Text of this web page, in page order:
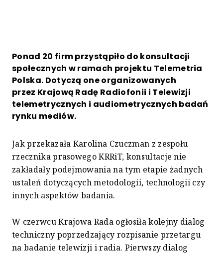
Ponad 20 firm przystąpiło do konsultacji
społecznych w ramach projektu Telemetria
Polska. Dotyczą one organizowanych
przez Krajową Radę Radiofonii i Telewizji
telemetrycznych i audiometrycznych badań
rynku mediów.
Jak przekazała Karolina Czuczman z zespołu
rzecznika prasowego KRRiT, konsultacje nie
zakładały podejmowania na tym etapie żadnych
ustaleń dotyczących metodologii, technologii czy
innych aspektów badania.
W czerwcu Krajowa Rada ogłosiła kolejny dialog
techniczny poprzedzający rozpisanie przetargu
na badanie telewizji i radia. Pierwszy dialog